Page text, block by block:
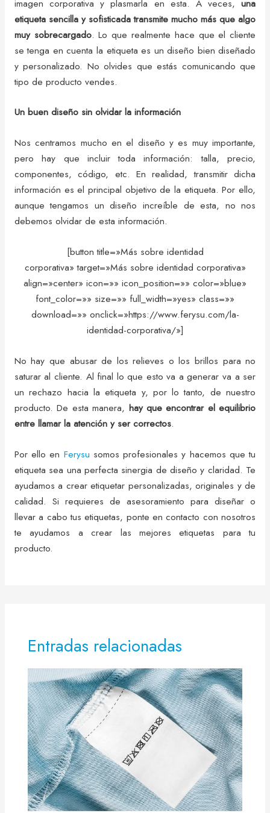
imagen corporativa y plasmarla en esta. A veces, una
etiqueta sencilla y sofisticada transmite mucho más que algo
muy sobrecargado. Lo que realmente hace que el cliente
se tenga en cuenta la etiqueta es un diseño bien diseñado
y personalizado. No olvides que estás comunicando que
tipo de producto vendes.
Un buen diseño sin olvidar la información
Nos centramos mucho en el diseño y es muy importante,
pero hay que incluir toda información: talla, precio,
componentes, código, etc. En realidad, transmitir dicha
información es el principal objetivo de la etiqueta. Por ello,
aunque tengamos un diseño increíble de esta, no nos
debemos olvidar de esta información.
[button title=»Más sobre identidad
corporativa» target=»Más sobre identidad corporativa»
align=»center» icon=»» icon_position=»» color=»blue»
font_color=»» size=»» full_width=»yes» class=»»
download=»» onclick=»https://www.ferysu.com/la-
identidad-corporativa/»]
No hay que abusar de los relieves o los brillos para no
saturar al cliente. Al final lo que esto va a generar va a ser
un rechazo hacia la etiqueta y, por lo tanto, de nuestro
producto. De esta manera, hay que encontrar el equilibrio
entre llamar la atención y ser correctos.
Por ello en Ferysu somos profesionales y hacemos que tu
etiqueta sea una perfecta sinergia de diseño y claridad. Te
ayudamos a crear etiquetar personalizadas, originales y de
calidad. Si requieres de asesoramiento para diseñar o
llevar a cabo tus etiquetas, ponte en contacto con nosotros
te ayudamos a crear las mejores etiquetas para tu
producto.
Entradas relacionadas